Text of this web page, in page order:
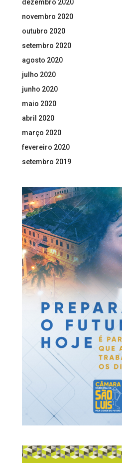
dezembro 2020
novembro 2020
outubro 2020
setembro 2020
agosto 2020
julho 2020
junho 2020
maio 2020
abril 2020
março 2020
fevereiro 2020
setembro 2019